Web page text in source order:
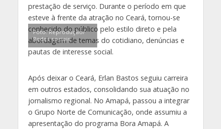
prestação de serviço. Durante o período em que
esteve à frente da atração no Ceará, tornou-se
conhecido do público pelo estilo direto e pela
abordagem de temas do cotidiano, denúncias e
pautas de interesse social.
Foto: Reprodução/
Redes sociais
Após deixar o Ceará, Erlan Bastos seguiu carreira
em outros estados, consolidando sua atuação no
jornalismo regional. No Amapá, passou a integrar
o Grupo Norte de Comunicação, onde assumiu a
apresentação do programa Bora Amapá. A